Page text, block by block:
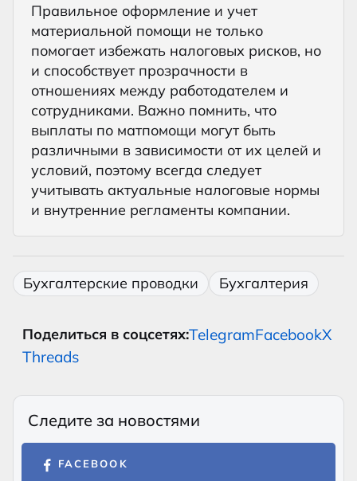
Правильное оформление и учет
материальной помощи не только
помогает избежать налоговых рисков, но
и способствует прозрачности в
отношениях между работодателем и
сотрудниками. Важно помнить, что
выплаты по матпомощи могут быть
различными в зависимости от их целей и
условий, поэтому всегда следует
учитывать актуальные налоговые нормы
и внутренние регламенты компании.
Бухгалтерские проводки Бухгалтерия
Поделиться в соцсетях:TelegramFacebookX
Threads
Следите за новостями
FACEBOOK